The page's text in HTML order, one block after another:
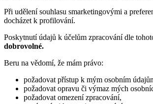
Při udělení souhlasu smarketingovými a
docházet k profilování.
Poskytnutí údajů k účelům zpracování dle
dobrovolné.
Beru na vědomí, že mám právo:
požadovat přístup k mým osobním
požadovat opravu či výmaz mých
požadovat omezení zpracování,